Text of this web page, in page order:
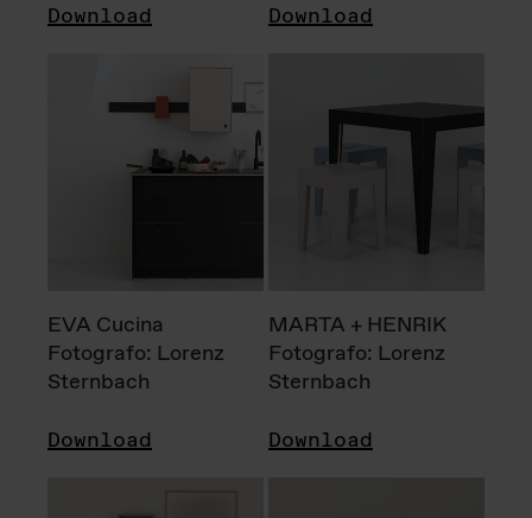
Download Download
EVA Cucina
Fotografo: Lorenz
Sternbach
Download
MARTA + HENRIK
Fotografo: Lorenz
Sternbach
Download